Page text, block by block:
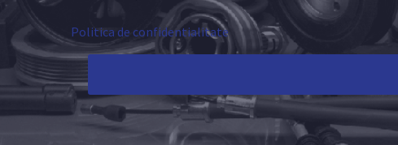
Politica de confidentialitate